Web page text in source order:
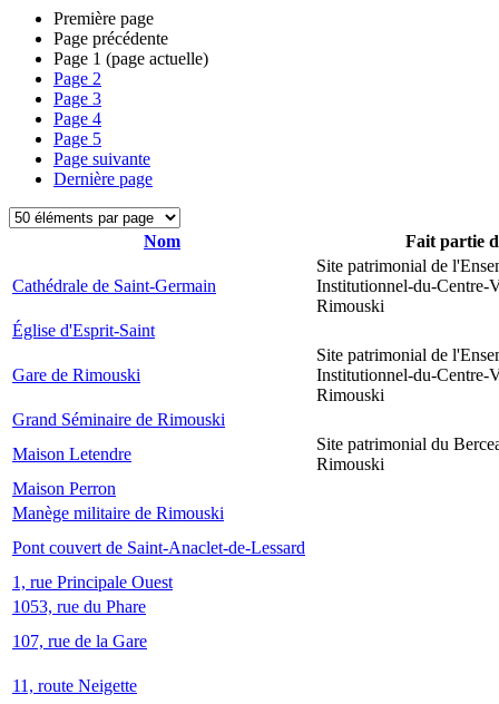
Première page
Page précédente
Page 1 (page actuelle)
Page 2
Page 3
Page 4
Page 5
Page suivante
Dernière page
Nom Fait partie
Cathédrale de Saint-Germain
Site patrimonial de
Institutionnel-du-Centre-
Rimouski
Église d'Esprit-Saint
Gare de Rimouski
Site patrimonial de
Institutionnel-du-Centre-
Rimouski
Grand Séminaire de Rimouski
Maison Letendre
Site patrimonial du
Rimouski
Maison Perron
Manège militaire de Rimouski
Pont couvert de Saint-Anaclet-de-Lessard
1, rue Principale Ouest
1053, rue du Phare
107, rue de la Gare
11, route Neigette